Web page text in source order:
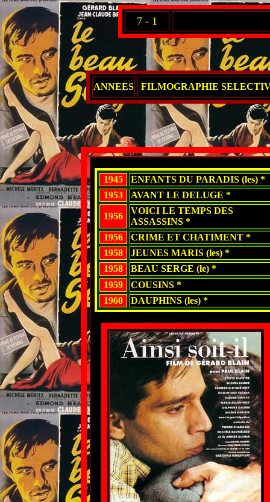
7 - 1
ANNEES FILMOGRAPHIE
1945
ENFANTS DU PARADIS (les) *
1953
AVANT LE DELUGE *
1956
VOICI LE TEMPS DES
ASSASSINS *
1956
CRIME ET CHATIMENT *
1958
JEUNES MARIS (les) *
1958
BEAU SERGE (le) *
1959
COUSINS *
1960
DAUPHINS (les) *